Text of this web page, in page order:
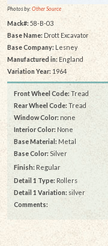
Photos by:Other Source
Mack#: 58-B-03
Base Name: Drott Excavator
Base Company:Lesney
Manufactured in:England
Variation Year: 1964
Front Wheel Code: Tread
Rear Wheel Code:Tread
Window Color: none
Interior Color: None
Base Material: Metal
Base Color: Silver
Finish: Regular
Detail 1 Type: Rollers
Detail 1 Variation: silver
Comments: